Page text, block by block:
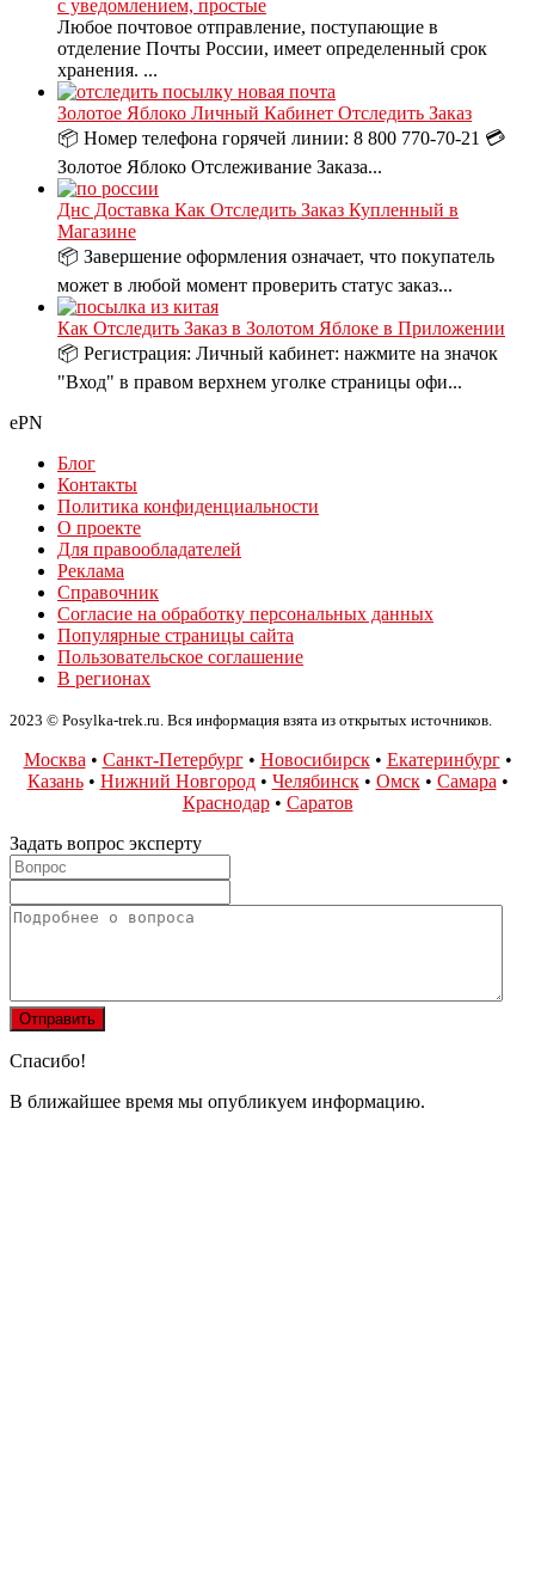
с уведомлением, простые
Любое почтовое отправление, поступающие в
отделение Почты России, имеет определенный срок
хранения. ...
Золотое Яблоко Личный Кабинет Отследить Заказ
📦 Номер телефона горячей линии: 8 800 770-70-21 💳
Золотое Яблоко Отслеживание Заказа...
Днс Доставка Как Отследить Заказ Купленный в
Магазине
📦 Завершение оформления означает, что покупатель
может в любой момент проверить статус заказ...
Как Отследить Заказ в Золотом Яблоке в Приложении
📦 Регистрация: Личный кабинет: нажмите на значок
"Вход" в правом верхнем уголке страницы офи...
ePN
Блог
Контакты
Политика конфиденциальности
О проекте
Для правообладателей
Реклама
Справочник
Согласие на обработку персональных данных
Популярные страницы сайта
Пользовательское соглашение
В регионах
2023 © Posylka-trek.ru. Вся информация взята из открытых источников.
Москва • Санкт-Петербург• Новосибирск• Екатеринбург•
Казань• Нижний Новгород• Челябинск• Омск• Самара •
Краснодар• Саратов
Задать вопрос эксперту
Спасибо!
В ближайшее время мы опубликуем информацию.